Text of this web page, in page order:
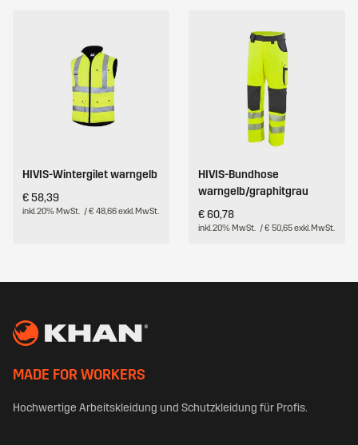
HIVIS-Wintergilet warngelb
€ 58,39
inkl. 20% MwSt. / € 48,66 exkl. MwSt.
HIVIS-Bundhose
warngelb/graphitgrau
€ 60,78
inkl. 20% MwSt. / € 50,65 exkl. MwSt.
MADE FOR WORKERS
Hochwertige Arbeitskleidung und Schutzkleidung für Profis.